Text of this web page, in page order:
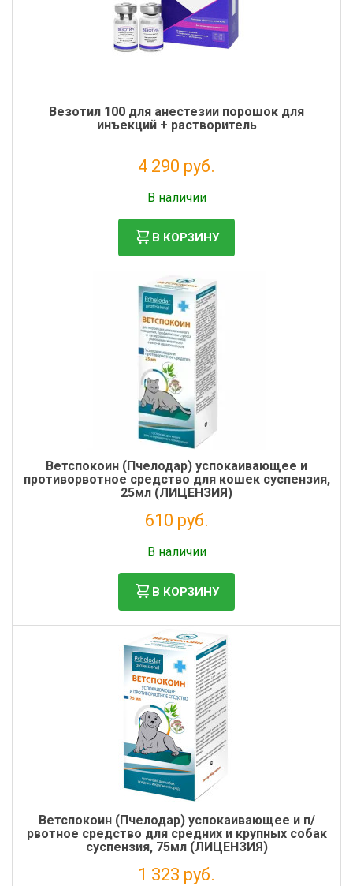
Везотил 100 для анестезии порошок для
инъекций + растворитель
4 290 руб.
В наличии
В КОРЗИНУ
Ветспокоин (Пчелодар) успокаивающее и
противорвотное средство для кошек суспензия,
25мл (ЛИЦЕНЗИЯ)
610 руб.
В наличии
В КОРЗИНУ
Ветспокоин (Пчелодар) успокаивающее и п/
рвотное средство для средних и крупных собак
суспензия, 75мл (ЛИЦЕНЗИЯ)
1 323 руб.